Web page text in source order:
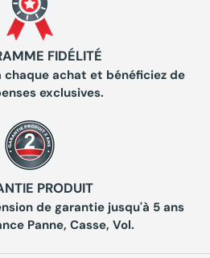
FIDÉLITÉ
chaque achat et bénéficiez de
exclusives.
PRODUIT
de garantie jusqu'à 5 ans
Panne, Casse, Vol.